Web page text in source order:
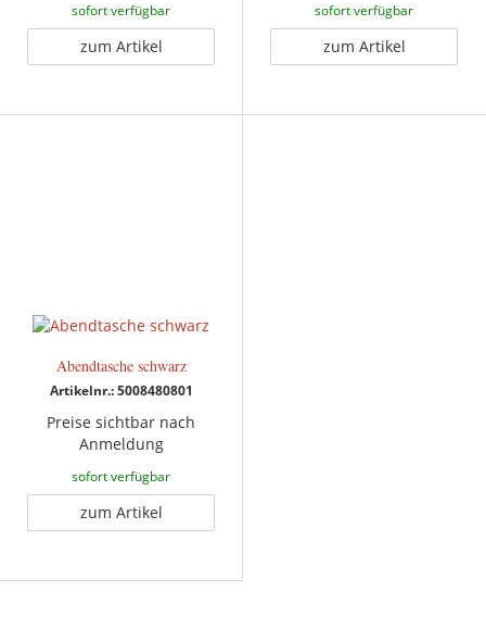
sofort verfügbar
zum Artikel
sofort verfügbar
zum Artikel
Abendtasche schwarz
Artikelnr.: 5008480801
Preise sichtbar nach
Anmeldung
sofort verfügbar
zum Artikel